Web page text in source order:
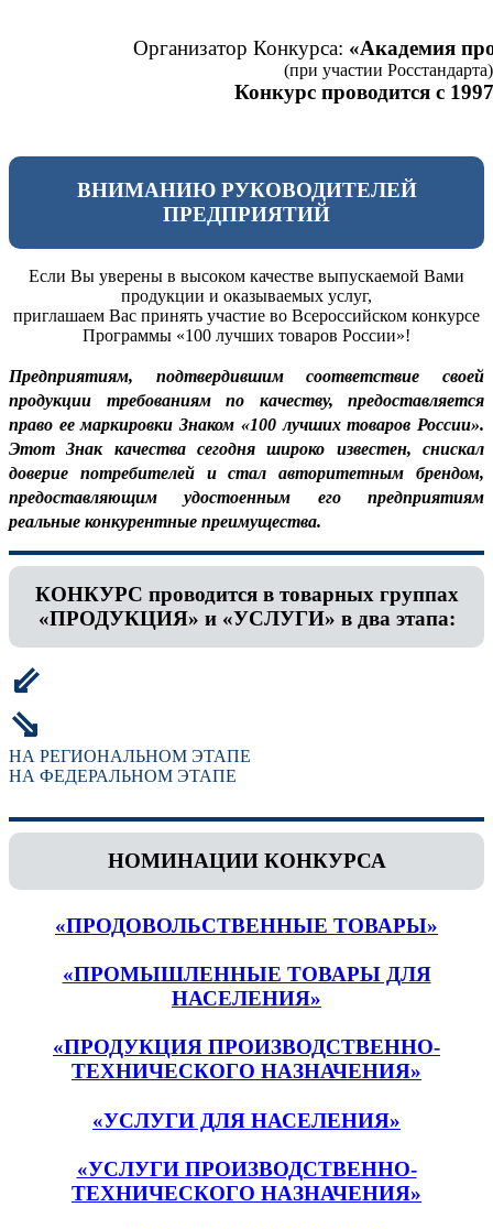
Организатор Конкурса: «Академия
(при участии Росстандарта)
Конкурс проводится с
ВНИМАНИЮ РУКОВОДИТЕЛЕЙ
ПРЕДПРИЯТИЙ
Если Вы уверены в высоком качестве выпускаемой Вами
продукции и оказываемых услуг,
приглашаем Вас принять участие во Всероссийском конкурсе
Программы «100 лучших товаров России»!
Предприятиям, подтвердившим соответствие своей
продукции требованиям по качеству, предоставляется
право ее маркировки Знаком «100 лучших товаров России».
Этот Знак качества сегодня широко известен, снискал
доверие потребителей и стал авторитетным брендом,
предоставляющим удостоенным его предприятиям
реальные конкурентные преимущества.
КОНКУРС проводится в товарных группах
«ПРОДУКЦИЯ» и «УСЛУГИ» в два этапа:
⇙
⇘
НА РЕГИОНАЛЬНОМ ЭТАПЕ
НА ФЕДЕРАЛЬНОМ ЭТАПЕ
НОМИНАЦИИ КОНКУРСА
«ПРОДОВОЛЬСТВЕННЫЕ ТОВАРЫ»
«ПРОМЫШЛЕННЫЕ ТОВАРЫ ДЛЯ
НАСЕЛЕНИЯ»
«ПРОДУКЦИЯ ПРОИЗВОДСТВЕННО-
ТЕХНИЧЕСКОГО НАЗНАЧЕНИЯ»
«УСЛУГИ ДЛЯ НАСЕЛЕНИЯ»
«УСЛУГИ ПРОИЗВОДСТВЕННО-
ТЕХНИЧЕСКОГО НАЗНАЧЕНИЯ»